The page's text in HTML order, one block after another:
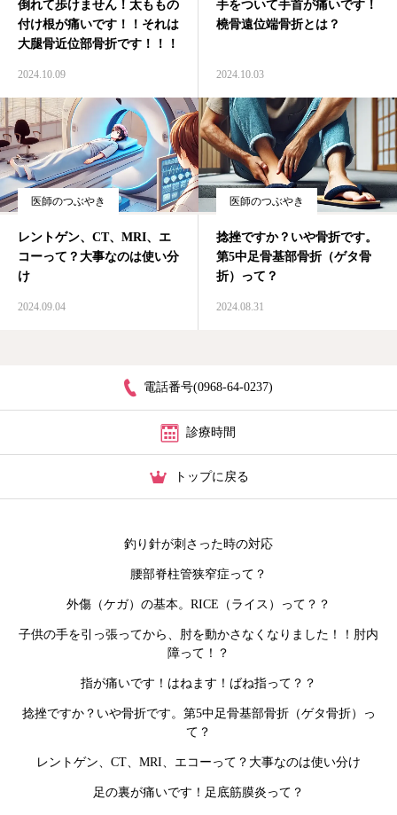
倒れて歩けません！太ももの
付け根が痛いです！！それは
大腿骨近位部骨折です！！！
2024.10.09
手をついて手首が痛いです！
橈骨遠位端骨折とは？
2024.10.03
医師のつぶやき
レントゲン、CT、MRI、エ
コーって？大事なのは使い分
け
2024.09.04
医師のつぶやき
捻挫ですか？いや骨折です。
第5中足骨基部骨折（ゲタ骨
折）って？
2024.08.31
電話番号(0968-64-0237)
診療時間
トップに戻る
釣り針が刺さった時の対応
腰部脊柱管狭窄症って？
外傷（ケガ）の基本。RICE（ライス）って？？
子供の手を引っ張ってから、肘を動かさなくなりました！！肘内
障って！？
指が痛いです！はねます！ばね指って？？
捻挫ですか？いや骨折です。第5中足骨基部骨折（ゲタ骨折）っ
て？
レントゲン、CT、MRI、エコーって？大事なのは使い分け
足の裏が痛いです！足底筋膜炎って？